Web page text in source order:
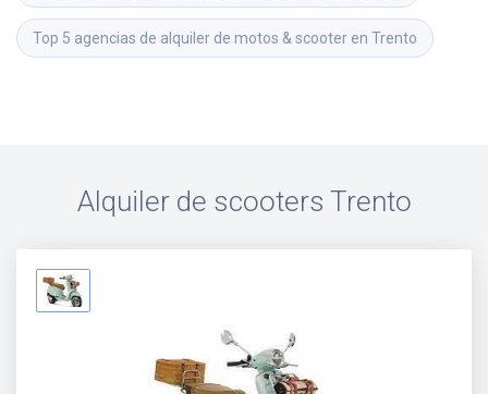
Top 5 agencias de alquiler de motos & scooter en Trento
Alquiler de scooters Trento